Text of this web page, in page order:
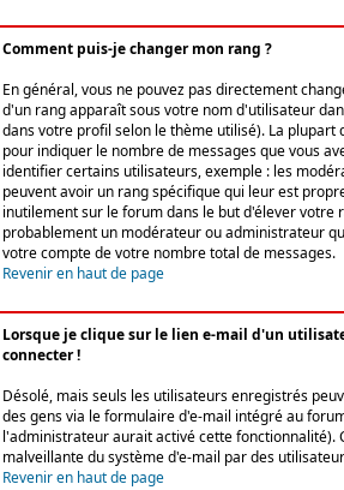
Comment puis-je changer mon rang ?
En général, vous ne pouvez pas directement
d'un rang apparaît sous votre nom d'utilisateur
dans votre profil selon le thème utilisé). La plupart
pour indiquer le nombre de messages que vous
identifier certains utilisateurs, exemple : les
peuvent avoir un rang spécifique qui leur est
inutilement sur le forum dans le but d'élever votre
probablement un modérateur ou administrateur
votre compte de votre nombre total de messages.
Revenir en haut de page
Lorsque je clique sur le lien e-mail d'un
connecter !
Désolé, mais seuls les utilisateurs enregistrés
des gens via le formulaire d'e-mail intégré au
l'administrateur aurait activé cette fonctionnalité).
malveillante du système d'e-mail par des
Revenir en haut de page